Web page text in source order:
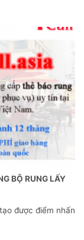
BỘ RUNG LẤY
được điểm nhấn